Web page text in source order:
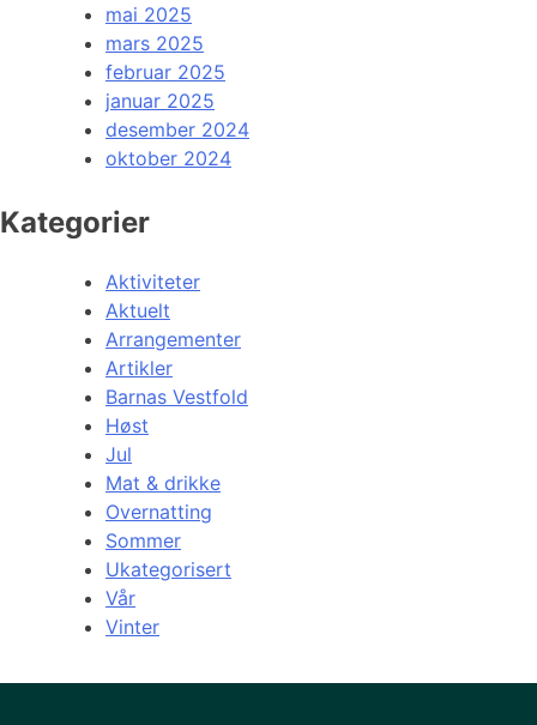
mai 2025
mars 2025
februar 2025
januar 2025
desember 2024
oktober 2024
Kategorier
Aktiviteter
Aktuelt
Arrangementer
Artikler
Barnas Vestfold
Høst
Jul
Mat & drikke
Overnatting
Sommer
Ukategorisert
Vår
Vinter